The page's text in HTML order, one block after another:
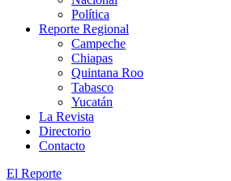
Política
Reporte Regional
Campeche
Chiapas
Quintana Roo
Tabasco
Yucatán
La Revista
Directorio
Contacto
El Reporte